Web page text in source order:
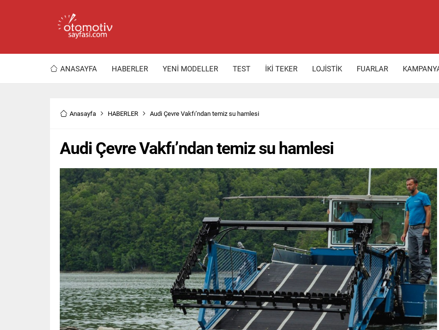
ANASAYFA HABERLER YENİ MODELLER TEST İKİ TEKER LOJİSTİK FUARLAR
Anasayfa HABERLER Audi Çevre Vakfı’ndan temiz su hamlesi
Audi Çevre Vakfı’ndan temiz su hamlesi